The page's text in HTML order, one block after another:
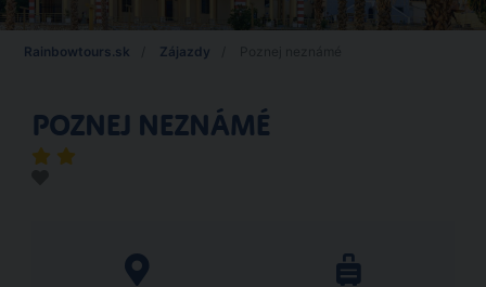
Rainbowtours.sk Zájazdy
POZNEJ NEZNÁMÉ